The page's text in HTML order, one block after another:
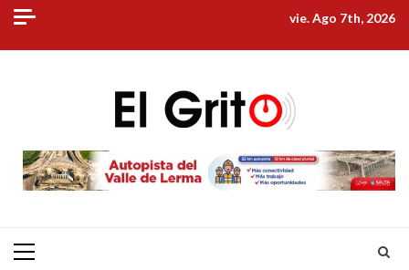
Skip
content
vie. Ago 7th, 2026
Primary